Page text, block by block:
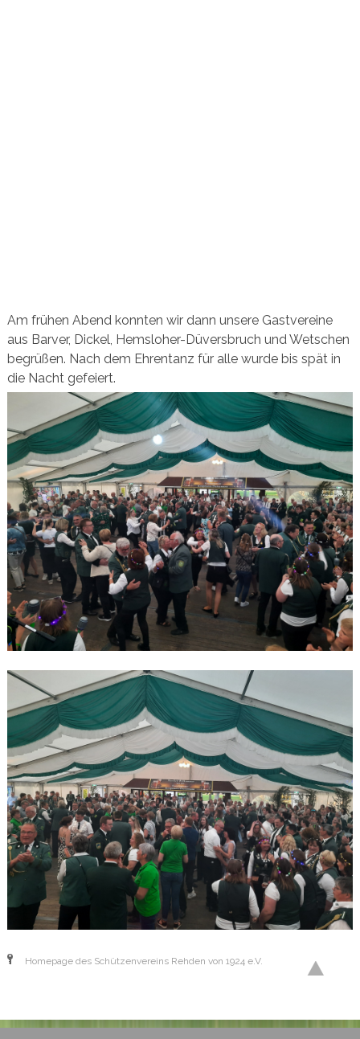
Am frühen Abend konnten wir dann unsere Gastvereine
aus Barver, Dickel, Hemsloher-Düversbruch und Wetschen
begrüßen. Nach dem Ehrentanz für alle wurde bis spät in
die Nacht gefeiert.
Homepage des Schützenvereins Rehden von 1924 e.V.